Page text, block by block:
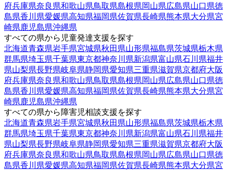
府兵庫県奈良県和歌山県鳥取県島根県岡山県広島県山口県徳
島県香川県愛媛県高知県福岡県佐賀県長崎県熊本県大分県宮
崎県鹿児島県沖縄県
すべての県から児童発達支援を探す
北海道青森県岩手県宮城県秋田県山形県福島県茨城県栃木県
群馬県埼玉県千葉県東京都神奈川県新潟県富山県石川県福井
県山梨県長野県岐阜県静岡県愛知県三重県滋賀県京都府大阪
府兵庫県奈良県和歌山県鳥取県島根県岡山県広島県山口県徳
島県香川県愛媛県高知県福岡県佐賀県長崎県熊本県大分県宮
崎県鹿児島県沖縄県
すべての県から障害児相談支援を探す
北海道青森県岩手県宮城県秋田県山形県福島県茨城県栃木県
群馬県埼玉県千葉県東京都神奈川県新潟県富山県石川県福井
県山梨県長野県岐阜県静岡県愛知県三重県滋賀県京都府大阪
府兵庫県奈良県和歌山県鳥取県島根県岡山県広島県山口県徳
島県香川県愛媛県高知県福岡県佐賀県長崎県熊本県大分県宮